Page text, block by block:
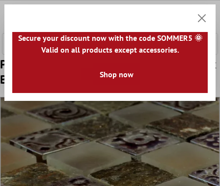
Prov Mosaik Glas Kalksten Marmor Phoenix
Brun
Secure your discount now with the code SOMMER5 🌞
Valid on all products except accessories.
Shop now